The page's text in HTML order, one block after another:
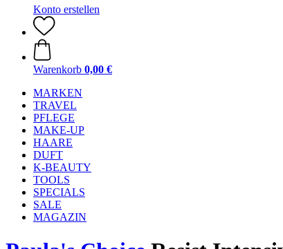
Konto erstellen
Warenkorb 0,00 €
MARKEN
TRAVEL
PFLEGE
MAKE-UP
HAARE
DUFT
K-BEAUTY
TOOLS
SPECIALS
SALE
MAGAZIN